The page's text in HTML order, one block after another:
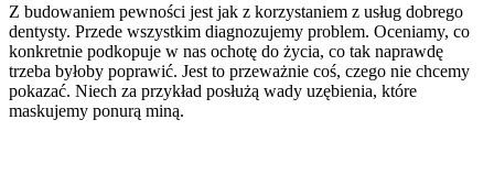
Z budowaniem pewności jest jak z korzystaniem z usług dobrego
dentysty. Przede wszystkim diagnozujemy problem. Oceniamy, co
konkretnie podkopuje w nas ochotę do życia, co tak naprawdę
trzeba byłoby poprawić. Jest to przeważnie coś, czego nie chcemy
pokazać. Niech za przykład posłużą wady uzębienia, które
maskujemy ponurą miną.